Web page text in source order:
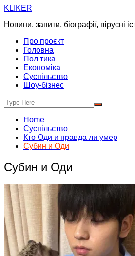
Skip
content
KLIKER
Новини, запити, біографії, вірусні
Про проєкт
Головна
Політика
Економіка
Суспільство
Шоу-бізнес
Home
Суспільство
Кто Оди и правда ли умер
Субин и Оди
Субин и Оди